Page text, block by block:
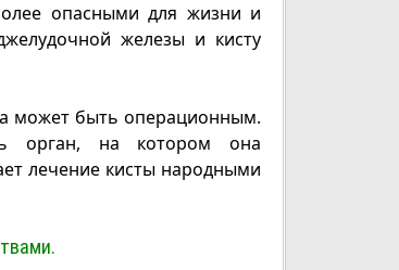
опасными для жизни и
железы и кисту
может быть операционным.
орган, на котором она
лечение кисты народными